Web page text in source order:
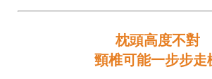
枕頭高度不對
頸椎可能一步步走